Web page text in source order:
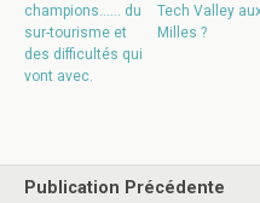
champions…… du
sur-tourisme et
des difficultés qui
vont avec.
Tech Valley
Milles ?
Publication Précédente